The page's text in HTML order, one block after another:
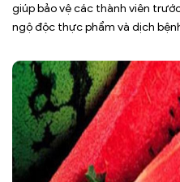
giúp bảo vệ các thành viên
ngộ độc thực phẩm và dịch
sức […]